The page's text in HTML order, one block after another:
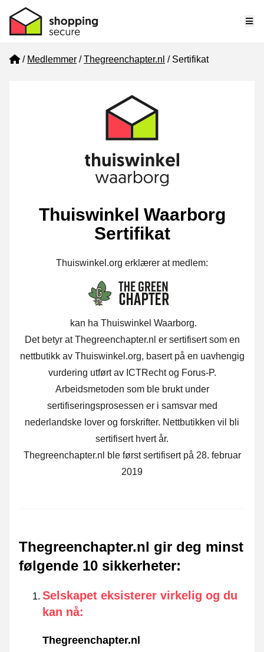
Home
Medlemmer Thegreenchapter.nl Sertifikat
Thuiswinkel Waarborg
Sertifikat
Thuiswinkel.org erklærer at medlem:
kan ha Thuiswinkel Waarborg.
Det betyr at Thegreenchapter.nl er sertifisert som en
nettbutikk av Thuiswinkel.org, basert på en uavhengig
vurdering utført av ICTRecht og Forus-P.
Arbeidsmetoden som ble brukt under
sertifiseringsprosessen er i samsvar med
nederlandske lover og forskrifter. Nettbutikken vil bli
sertifisert hvert år.
Thegreenchapter.nl ble først sertifisert på 28. februar
2019
Thegreenchapter.nl gir deg minst
følgende 10 sikkerheter:
Selskapet eksisterer virkelig og du
kan nå:
Thegreenchapter.nl